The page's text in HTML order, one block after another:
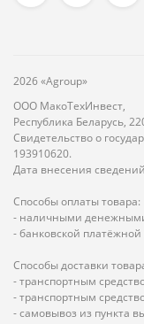
2026 «Agroup»
ООО МакоТехИнвест,
Республика Беларусь,
Свидетельство о
193910620.
Дата внесения
Способы оплаты товара:
- наличными
- банковской
Способы доставки
- транспортным
- транспортным
- самовывоз из пункта